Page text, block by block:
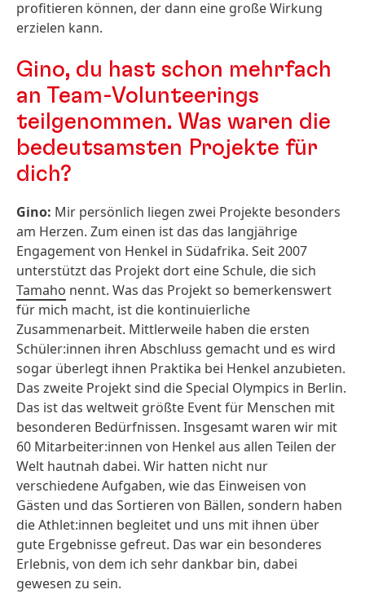
profitieren können, der dann eine große Wirkung
erzielen kann.
Gino, du hast schon mehrfach
an Team-Volunteerings
teilgenommen. Was waren die
bedeutsamsten Projekte für
dich?
Gino: Mir persönlich liegen zwei Projekte besonders
am Herzen. Zum einen ist das das langjährige
Engagement von Henkel in Südafrika. Seit 2007
unterstützt das Projekt dort eine Schule, die sich
Tamaho nennt. Was das Projekt so bemerkenswert
für mich macht, ist die kontinuierliche
Zusammenarbeit. Mittlerweile haben die ersten
Schüler:innen ihren Abschluss gemacht und es wird
sogar überlegt ihnen Praktika bei Henkel anzubieten.
Das zweite Projekt sind die Special Olympics in Berlin.
Das ist das weltweit größte Event für Menschen mit
besonderen Bedürfnissen. Insgesamt waren wir mit
60 Mitarbeiter:innen von Henkel aus allen Teilen der
Welt hautnah dabei. Wir hatten nicht nur
verschiedene Aufgaben, wie das Einweisen von
Gästen und das Sortieren von Bällen, sondern haben
die Athlet:innen begleitet und uns mit ihnen über
gute Ergebnisse gefreut. Das war ein besonderes
Erlebnis, von dem ich sehr dankbar bin, dabei
gewesen zu sein.